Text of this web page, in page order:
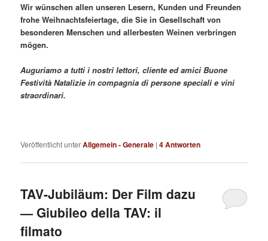
Wir wünschen allen unseren Lesern, Kunden und Freunden
frohe Weihnachtsfeiertage, die Sie in Gesellschaft von
besonderen Menschen und allerbesten Weinen verbringen
mögen.
Auguriamo a tutti i nostri lettori, cliente ed amici Buone
Festività Natalizie in compagnia di persone speciali e vini
straordinari.
Veröffentlicht unterAllgemein - Generale |4Antworten
TAV-Jubiläum: Der Film dazu
— Giubileo della TAV: il
filmato